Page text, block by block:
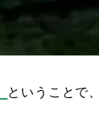
ということで、